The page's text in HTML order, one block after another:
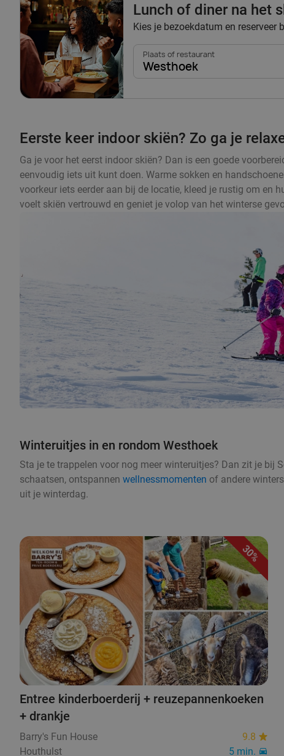
Lunch of diner na het
Kies je bezoekdatum en reserveer
Plaats of restaurant
Westhoek
Eerste keer indoor skiën? Zo ga je
Ga je voor het eerst indoor skiën? Dan is een goede
eenvoudig iets uit kunt doen. Warme sokken en
voorkeur iets eerder aan bij de locatie, kleed je rustig om en
voelt skiën vertrouwd en geniet je volop van het winterse
Winteruitjes in en rondom Westhoek
Sta je te trappelen voor nog meer winteruitjes? Dan zit je bij
schaatsen, ontspannen wellnessmomenten of andere
uit je winterdag.
30%
Entree kinderboerderij + reuzepannenkoeken
+ drankje
Barry's Fun House
9.8
Houthulst
5 min.